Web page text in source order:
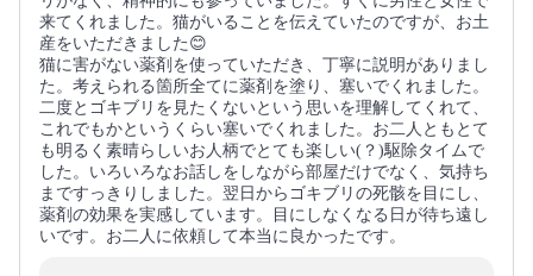
来てくれました。猫がいることを伝えていたのですが、お土
産をいただきました😊
猫に害がない薬剤を使っていただき、丁寧に説明がありまし
た。考えられる箇所全てに薬剤を塗り、塞いでくれました。
二度とゴキブリを見たくないという思いを理解してくれて、
これでもかというくらい塞いでくれました。お二人ともとて
も明るく素晴らしいお人柄でとても楽しい(？)駆除タイムで
した。いろいろなお話しをしながら部屋だけでなく、気持ち
まですっきりしました。翌日からゴキブリの死骸を目にし、
薬剤の効果を実感しています。目にしなくなる日が待ち遠し
いです。お二人に依頼して本当に良かったです。